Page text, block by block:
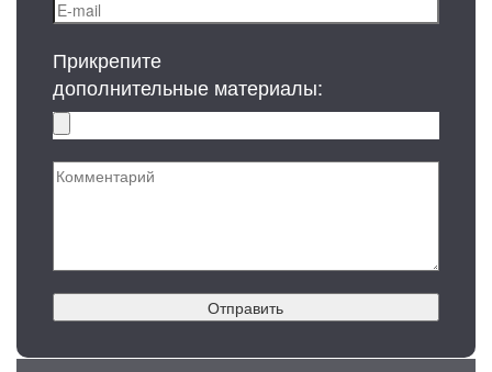
Прикрепите
дополнительные материалы:
Отправить